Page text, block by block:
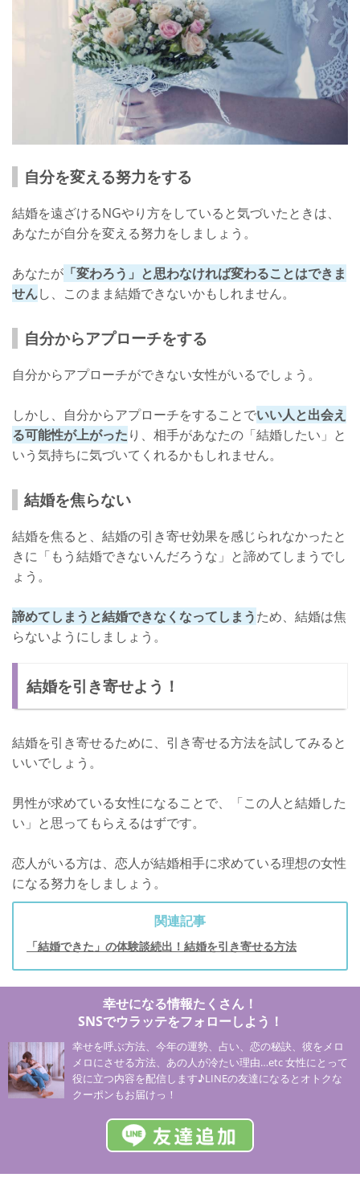
自分を変える努力をする
結婚を遠ざけるNGやり方をしていると気づいたときは、
あなたが自分を変える努力をしましょう。
あなたが 「変わろう」と思わなければ変わることはできま
せんし、このまま結婚できないかもしれません。
自分からアプローチをする
自分からアプローチができない女性がいるでしょう。
しかし、自分からアプローチをすることでいい人と出会え
る可能性が上がったり、相手があなたの「結婚したい」と
いう気持ちに気づいてくれるかもしれません。
結婚を焦らない
結婚を焦ると、結婚の引き寄せ効果を感じられなかったと
きに「もう結婚できないんだろうな」と諦めてしまうでし
ょう。
諦めてしまうと結婚できなくなってしまうため、結婚は焦
らないようにしましょう。
結婚を引き寄せよう！
結婚を引き寄せるために、引き寄せる方法を試してみると
いいでしょう。
男性が求めている女性になることで、「この人と結婚した
い」と思ってもらえるはずです。
恋人がいる方は、恋人が結婚相手に求めている理想の女性
になる努力をしましょう。
関連記事
「結婚できた」の体験談続出！結婚を引き寄せる方法
幸せになる情報たくさん！
SNSでウラッテをフォローしよう！
幸せを呼ぶ方法、今年の運勢、占い、恋の秘訣、彼をメロ
メロにさせる方法、あの人が冷たい理由…etc 女性にとって
役に立つ内容を配信します♪LINEの友達になるとオトクな
クーポンもお届けっ！